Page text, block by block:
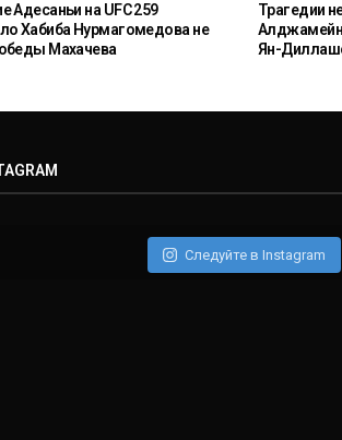
Адесаньи на UFC 259
Хабиба Нурмагомедова не
Махачева
Трагедии
Ян-
Следуйте в Instagram